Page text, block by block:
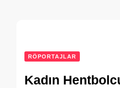
RÖPORTAJLAR
Kadın